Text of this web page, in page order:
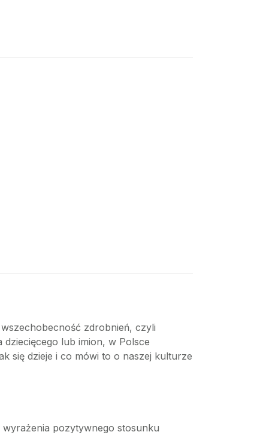
zdrobnień, czyli
dziecięcego lub imion, w Polsce
się dzieje i co mówi to o naszej kulturze
wyrażenia pozytywnego stosunku